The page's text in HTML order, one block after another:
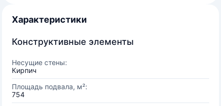
Характеристики
Конструктивные элементы
Несущие стены:
Кирпич
Площадь подвала, м²:
754